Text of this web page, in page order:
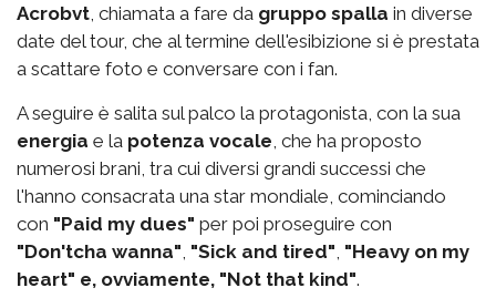
Acrobvt , chiamata a fare da gruppo spalla in diverse
date del tour, che al termine dell'esibizione si è prestata
a scattare foto e conversare con i fan.
A seguire è salita sul palco la protagonista, con la sua
energia e la potenza vocale , che ha proposto
numerosi brani, tra cui diversi grandi successi che
l'hanno consacrata una star mondiale, cominciando
con "Paid my dues" per poi proseguire con
"Don'tcha wanna" "Sick and tired" "Heavy on my
heart" e, ovviamente, "Not that kind".